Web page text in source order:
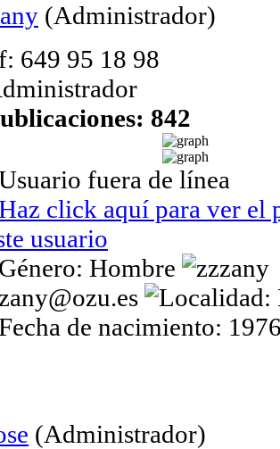
(Administrador)
649 95 18 98
842
(Administrador)